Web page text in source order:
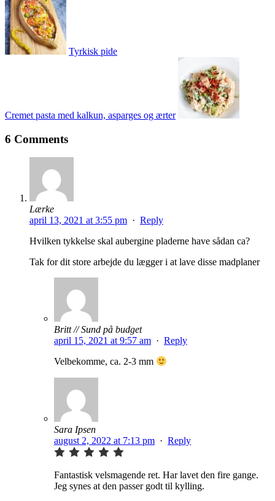
Tyrkisk pide
Cremet pasta med kalkun, asparges og ærter
6 Comments
Lærke
april 13, 2021 at 3:55 pm · Reply
Hvilken tykkelse skal aubergine pladerne have sådan ca?
Tak for dit store arbejde du lægger i at lave disse madplaner
Britt // Sund på budget
april 15, 2021 at 9:57 am · Reply
Velbekomme, ca. 2-3 mm
Sara Ipsen
august 2, 2022 at 7:13 pm · Reply
Fantastisk velsmagende ret. Har lavet den fire gange.
Jeg synes at den passer godt til kylling.